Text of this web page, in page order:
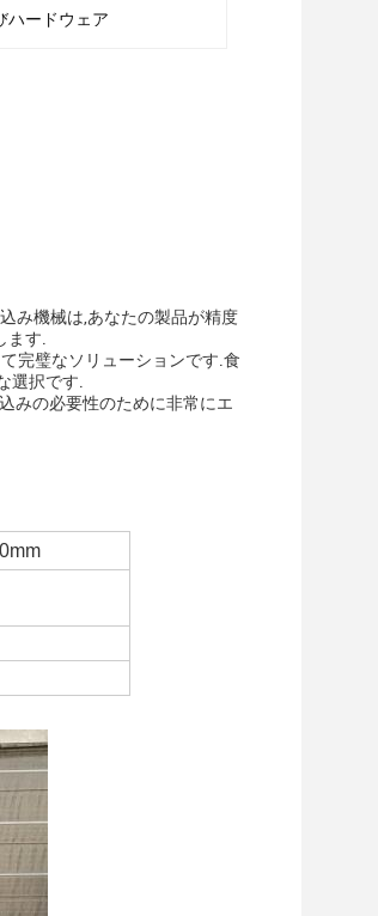
ハードウェア
み機械は,あなたの製品が精度
す.
完璧なソリューションです.食
選択です.
みの必要性のために非常にエ